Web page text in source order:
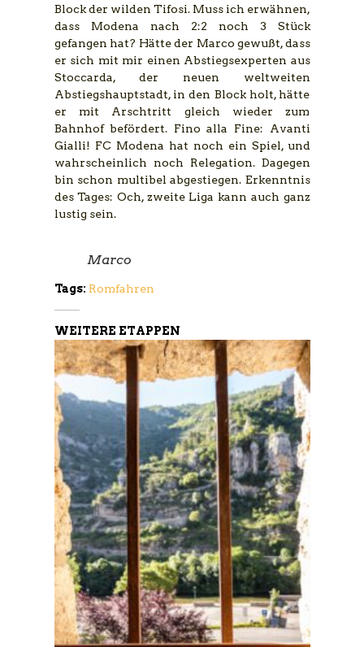
Block der wilden Tifosi. Muss ich erwähnen,
dass Modena nach 2:2 noch 3 Stück
gefangen hat? Hätte der Marco gewußt, dass
er sich mit mir einen Abstiegsexperten aus
Stoccarda, der neuen weltweiten
Abstiegshauptstadt, in den Block holt, hätte
er mit Arschtritt gleich wieder zum
Bahnhof befördert. Fino alla Fine: Avanti
Gialli! FC Modena hat noch ein Spiel, und
wahrscheinlich noch Relegation. Dagegen
bin schon multibel abgestiegen. Erkenntnis
des Tages: Och, zweite Liga kann auch ganz
lustig sein.
Marco
Tags: Romfahren
WEITERE ETAPPEN